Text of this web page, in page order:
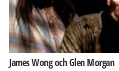
James Wong och Glen Morgan